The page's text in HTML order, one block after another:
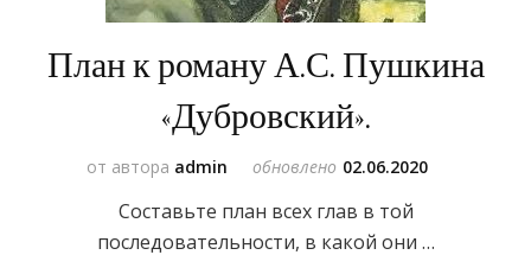
План к роману А.С. Пушкина
«Дубровский».
от автора admin обновлено 02.06.2020
Составьте план всех глав в той
последовательности, в какой они …